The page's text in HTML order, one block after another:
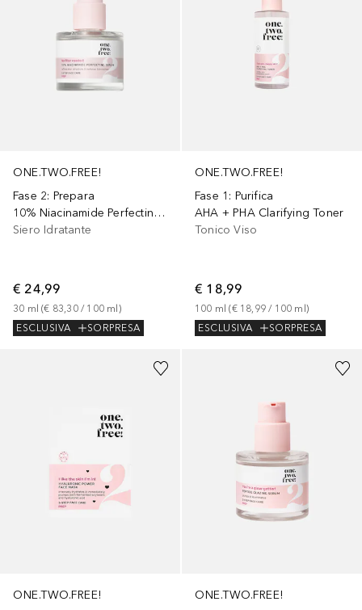
ONE.TWO.FREE!
Fase 2: Prepara
10% Niacinamide Perfecting Serum
Siero Idratante
€ 24,99
30 ml (€ 83,30 / 100 ml)
ESCLUSIVA
SORPRESA
ONE.TWO.FREE!
Fase 1: Purifica
AHA + PHA Clarifying Toner
Tonico Viso
€ 18,99
100 ml (€ 18,99 / 100 ml)
ESCLUSIVA
SORPRESA
ONE.TWO.FREE!
ONE.TWO.FREE!